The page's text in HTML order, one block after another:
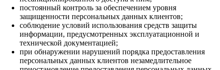
постоянный контроль за обеспечением уровня
защищенности персональных данных клиентов;
соблюдение условий использования средств защиты
информации, предусмотренных эксплуатационной и
технической документацией;
при обнаружении нарушений порядка предоставления
персональных данных клиентов незамедлительное